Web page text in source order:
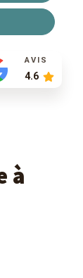
AVIS
4.6
à